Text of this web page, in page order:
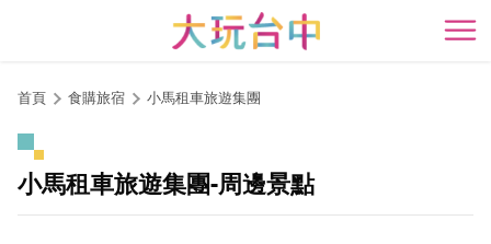
開
首頁 食購旅宿 小馬租車旅遊集團
小馬租車旅遊集團-周邊景點